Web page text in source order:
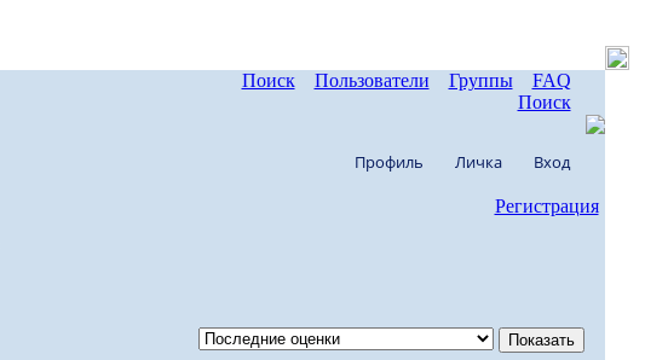
Поиск Пользователи Группы
FAQ
Поиск
Профиль Личка Вход
Регистрация